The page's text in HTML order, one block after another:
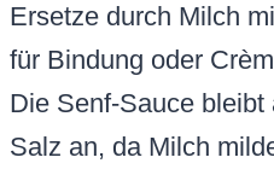
Ersetze durch Milch
für Bindung oder
Die Senf-Sauce
Salz an, da Milch